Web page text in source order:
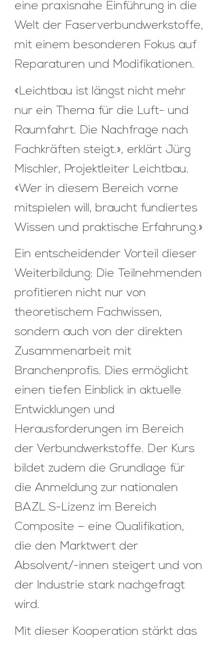
eine praxisnahe Einführung in die
Welt der Faserverbundwerkstoffe,
mit einem besonderen Fokus auf
Reparaturen und Modifikationen.
«Leichtbau ist längst nicht mehr
nur ein Thema für die Luft- und
Raumfahrt. Die Nachfrage nach
Fachkräften steigt.», erklärt Jürg
Mischler, Projektleiter Leichtbau.
«Wer in diesem Bereich vorne
mitspielen will, braucht fundiertes
Wissen und praktische Erfahrung.»
Ein entscheidender Vorteil dieser
Weiterbildung: Die Teilnehmenden
profitieren nicht nur von
theoretischem Fachwissen,
sondern auch von der direkten
Zusammenarbeit mit
Branchenprofis. Dies ermöglicht
einen tiefen Einblick in aktuelle
Entwicklungen und
Herausforderungen im Bereich
der Verbundwerkstoffe. Der Kurs
bildet zudem die Grundlage für
die Anmeldung zur nationalen
BAZL S-Lizenz im Bereich
Composite – eine Qualifikation,
die den Marktwert der
Absolvent/-innen steigert und von
der Industrie stark nachgefragt
wird.
Mit dieser Kooperation stärkt das